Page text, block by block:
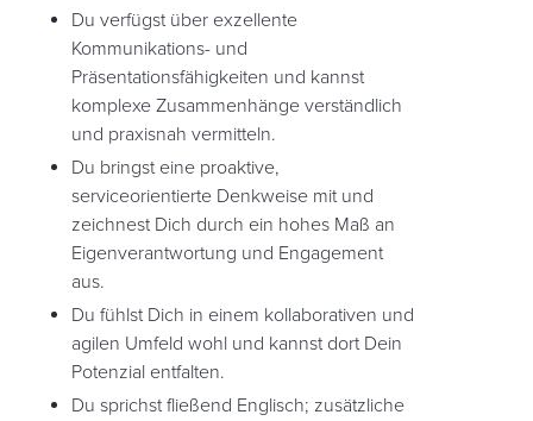
Du verfügst über exzellente
Kommunikations- und
Präsentationsfähigkeiten und kannst
komplexe Zusammenhänge verständlich
und praxisnah vermitteln.
Du bringst eine proaktive,
serviceorientierte Denkweise mit und
zeichnest Dich durch ein hohes Maß an
Eigenverantwortung und Engagement
aus.
Du fühlst Dich in einem kollaborativen und
agilen Umfeld wohl und kannst dort Dein
Potenzial entfalten.
Du sprichst fließend Englisch; zusätzliche